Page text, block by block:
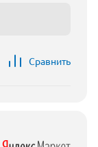
Сравнить